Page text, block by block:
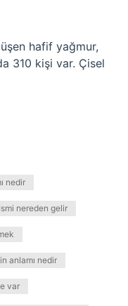
hafif yağmur,
310 kişi var. Çisel
nedir
nereden gelir
anlamı nedir
var